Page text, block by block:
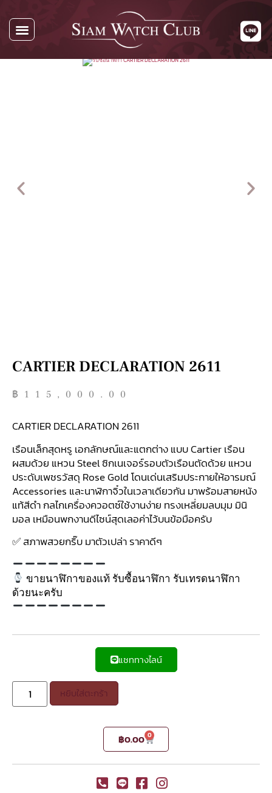
CARTIER DECLARATION 2611
฿ 115,000.00
CARTIER DECLARATION 2611
เรือนเล็กสุดหรู เอกลักษณ์และแตกต่าง แบบ Cartier เรือน
ผสมด้วย แหวน Steel ซิกเนเจอร์รอบตัวเรือนตัดด้วย แหวน
ประดับเพชรวัสดุ Rose Gold โดนเด่นเสริมประกายให้อารมณ์
Accessories และนาฬิกาจิ๋วในเวลาเดียวกัน มาพร้อมสายหนัง
แท้สีดำ กลไกเครื่องควอตซ์ใช้งานง่าย ทรงเหลี่ยมลบมุม มินิ
มอล เหมือนพกงานดีไซน์สุดเลอค่าไว้บนข้อมือครับ
✅ สภาพสวยกริ๊บ มาตัวเปล่า ราคาดีๆ
ขายนาฬิกาของแท้ รับซื้อนาฬิกา รับเทรดนาฬิกา
ด้วยนะครับ
แชททางไลน์
หยิบใส่ตะกร้า
฿0.00 0